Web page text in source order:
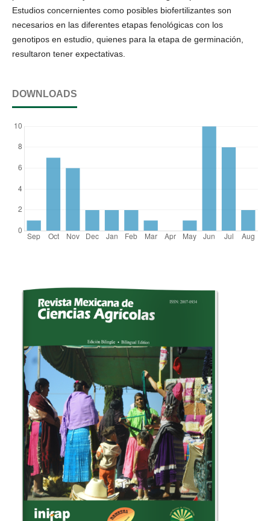
Estudios concernientes como posibles biofertilizantes son
necesarios en las diferentes etapas fenológicas con los
genotipos en estudio, quienes para la etapa de germinación,
resultaron tener expectativas.
DOWNLOADS